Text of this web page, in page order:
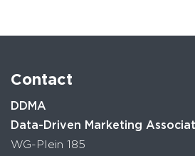
Contact
DDMA
Data-Driven Marketing
WG-Plein 185